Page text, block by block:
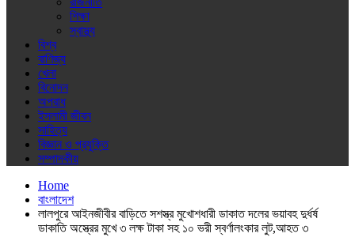
শিক্ষা
স্বাস্থ্য
বিশ্ব
বাণিজ্য
খেলা
বিনোদন
অপরাধ
ইসলামী জীবন
সাহিত্য
বিজ্ঞান ও প্রযুক্তি
সম্পাদকীয়
Home
বাংলাদেশ
লালপুরে আইনজীবীর বাড়িতে সশস্ত্র মুখোশধারী ডাকাত দলের ভয়াবহ দুর্ধর্ষ
ডাকাতি অস্ত্রের মুখে ৩ লক্ষ টাকা সহ ১০ ভরী স্বর্ণালংকার লুট,আহত ৩